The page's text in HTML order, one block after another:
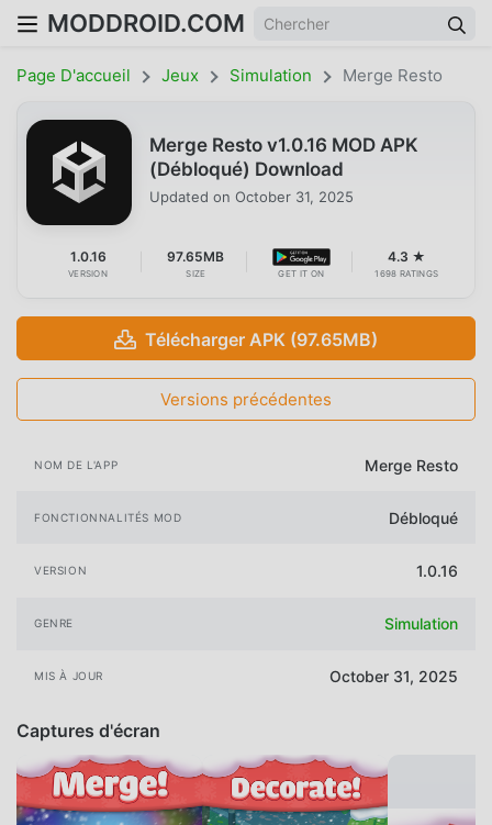
MODDROID.COM
Page D'accueil Jeux Simulation Merge Resto
Merge Resto v1.0.16 MOD APK
(Débloqué) Download
Updated on October 31, 2025
1.0.16
VERSION
97.65MB
SIZE GET IT ON
4.3 ★
1698 RATINGS
Télécharger APK (97.65MB)
Versions précédentes
NOM DE L'APP Merge Resto
FONCTIONNALITÉS MOD Débloqué
VERSION 1.0.16
GENRE Simulation
MIS À JOUR October 31, 2025
Captures d'écran